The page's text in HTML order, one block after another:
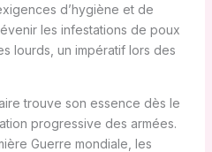
d’hygiène et de
les infestations de poux
lourds, un impératif lors des
trouve son essence dès le
progressive des armées.
Guerre mondiale, les